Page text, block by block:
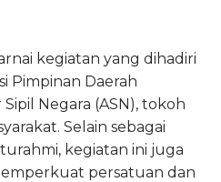
kegiatan yang dihadiri
Pimpinan Daerah
Negara (ASN), tokoh
Selain sebagai
kegiatan ini juga
persatuan dan